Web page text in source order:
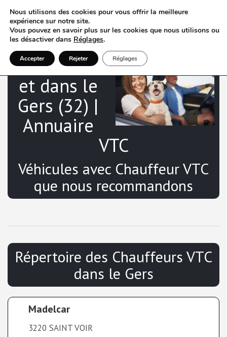
VTC à Auch
et dans le
Gers (32) |
Annuaire
VTC
Véhicules avec Chauffeur VTC
que nous recommandons
Répertoire des Chauffeurs VTC
dans le Gers
Madelcar
3220 SAINT VOIR
Nous utilisons des cookies pour vous offrir la meilleure
expérience sur notre site.
Vous pouvez en savoir plus sur les cookies que nous utilisons ou
les désactiver dans Réglages.
Accepter Rejeter Réglages